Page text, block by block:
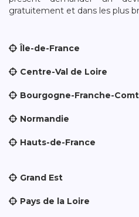
gratuitement et dans les plus
Île-de-France
Centre-Val de Loire
Bourgogne-Franche-
Normandie
Hauts-de-France
Grand Est
Pays de la Loire